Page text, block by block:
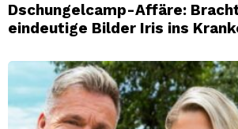
Dschungelcamp-Affäre:
eindeutige Bilder Iris ins